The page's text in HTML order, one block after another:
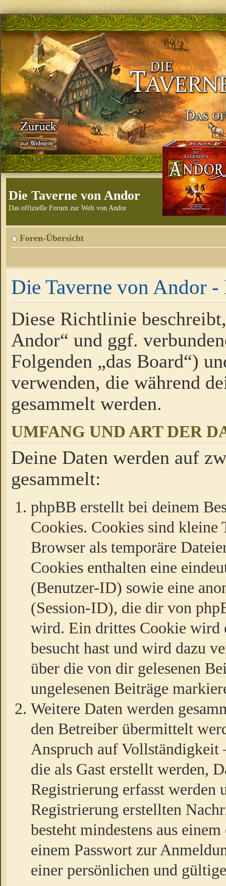
Die Taverne von Andor
Das offizielle Forum zur Welt von Andor
Foren-Übersicht
Die Taverne von Andor
Diese Richtlinie
Andor“ und ggf.
Folgenden „das Board“)
verwenden, die während
gesammelt werden.
UMFANG UND ART DER
Deine Daten werden auf
gesammelt:
phpBB erstellt bei deinem
Cookies. Cookies sind kleine
Browser als temporäre
Cookies enthalten eine
(Benutzer-ID) sowie eine
(Session-ID), die dir von
wird. Ein drittes Cookie wird
besucht hast und wird dazu
über die von dir gelesenen
ungelesenen Beiträge
Weitere Daten werden
den Betreiber übermittelt
Anspruch auf
die als Gast erstellt werden,
Registrierung erfasst werden
Registrierung erstellten
besteht mindestens aus
einem Passwort zur
einer persönlichen und